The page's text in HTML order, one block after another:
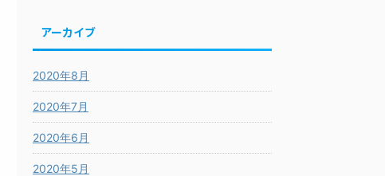
アーカイブ
2020年8月
2020年7月
2020年6月
2020年5月